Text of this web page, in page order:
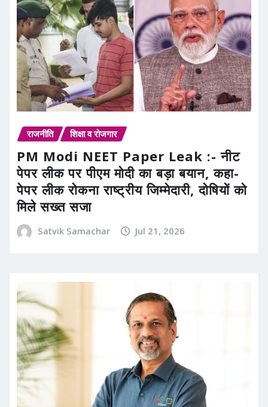
राजनीति शिक्षा व रोजगार
PM Modi NEET Paper Leak :- नीट
पेपर लीक पर पीएम मोदी का बड़ा बयान, कहा-
पेपर लीक रोकना राष्ट्रीय जिम्मेदारी, दोषियों को
मिले सख्त सजा
Satvik Samachar Jul 21, 2026